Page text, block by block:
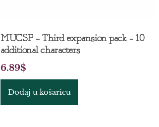
MUCSP – Third expansion pack – 10
additional characters
6.89$
Dodaj u košaricu